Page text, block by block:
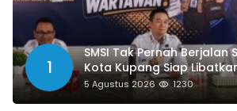
1
SMSI Tak Pernah Berjalan
Kota Kupang Siap
Publikasi Program Pemkot
5 Agustus 2026 1230